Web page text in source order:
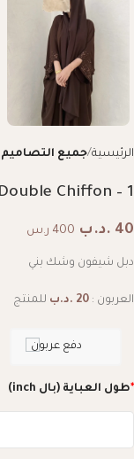
الرئيسية جميع التصاميم
Double Chiffon – 1
40 .د.ب 400 ر.س
دبل شيفون وشك بني
العربون : 20 .د.ب للمنتج
دفع عربون
*طول العباية (بال inch)